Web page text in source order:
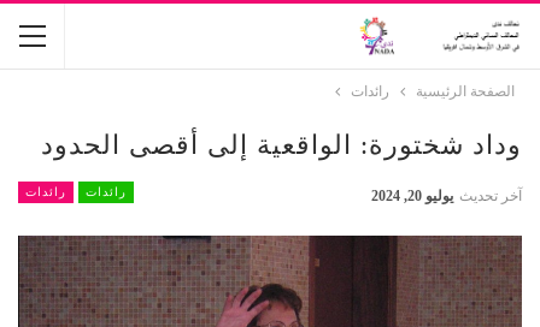
الصفحة الرئيسية رائدات
وداد شختورة: الواقعية إلى أقصى الحدود
رائدات رائدات آخر تحديث يوليو 20, 2024